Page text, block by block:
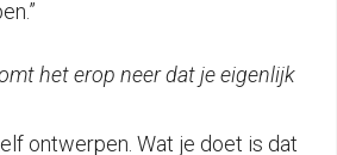
het erop neer dat je eigenlijk
ontwerpen. Wat je doet is dat